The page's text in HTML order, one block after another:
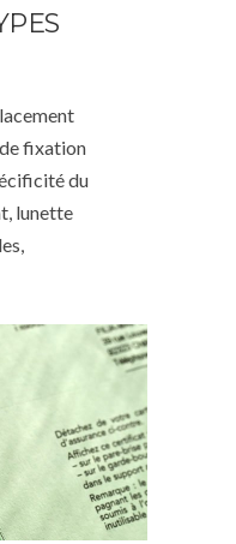
fixation
du
lunette